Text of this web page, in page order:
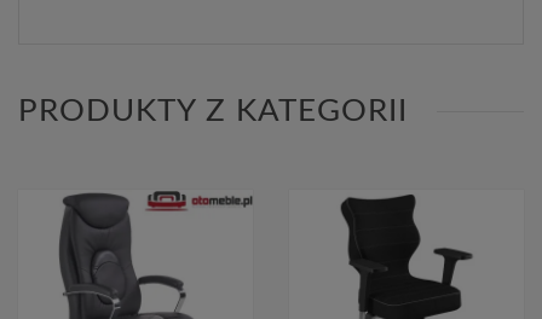
PRODUKTY Z KATEGORII